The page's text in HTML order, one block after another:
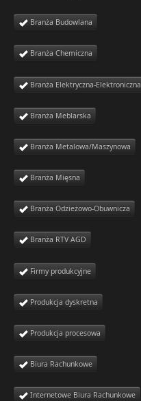
Branża Budowlana
Branża Chemiczna
Branża Elektryczna-Elektroniczna
Branża Meblarska
Branża Metalowa/Maszynowa
Branża Mięsna
Branża Odzieżowo-Obuwnicza
Branża RTV AGD
Firmy produkcyjne
Produkcja dyskretna
Produkcja procesowa
Biura Rachunkowe
Internetowe Biura Rachunkowe